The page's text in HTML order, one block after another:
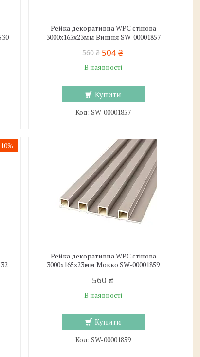
Рейка декоративна WPC стінова
3000х165х23мм Вишня SW-00001857
560 ₴ 504 ₴
В наявності
Купити
SW-00001857
Рейка декоративна WPC стінова
3000х165х23мм Мокко SW-00001859
560 ₴
В наявності
Купити
SW-00001859